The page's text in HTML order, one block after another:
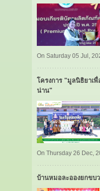
On Saturday 05 Jul,
โครงการ "มูลนิธิยาเ
น่าน"
On Thursday 26 Dec,
บ้านหมอละอองยกขบ